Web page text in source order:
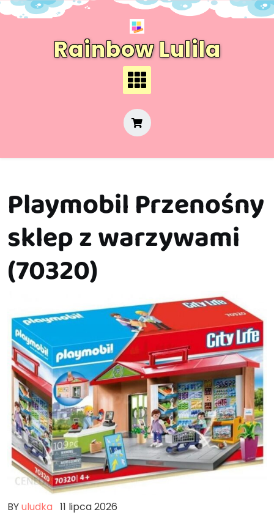
Skip
Rainbow Lulila
Playmobil Przenośny
sklep z warzywami
(70320)
BYuludka 11 lipca 2026